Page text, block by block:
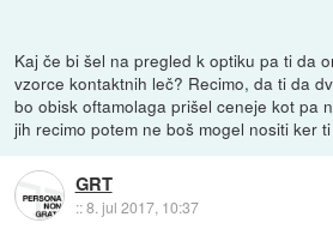
Kaj če bi šel na pregled k optiku pa ti da
vzorce kontaktnih leč? Recimo, da ti da
bo obisk oftamolaga prišel ceneje kot pa
jih recimo potem ne boš mogel nositi ker
GRT
::8. jul 2017, 10:37